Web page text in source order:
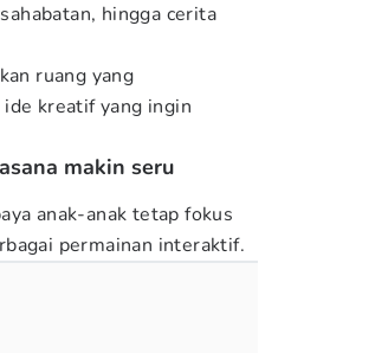
hingga cerita
ruang yang
ide kreatif yang ingin
makin seru
anak-anak tetap fokus
permainan interaktif.